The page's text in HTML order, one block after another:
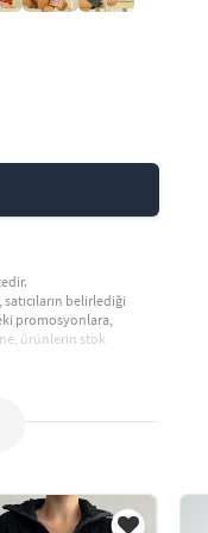
belirlediği
promosyonlara,
ürünlerin stok